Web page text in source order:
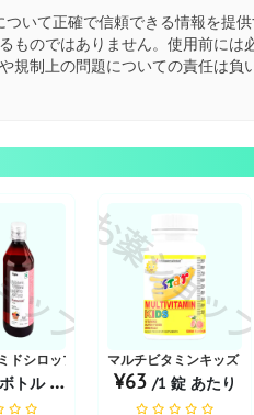
いて正確で信頼できる情報を提
ものではありません。使用前に
規制上の問題についての責任は負
プ
ドシロップ | ミックスフルーツ
ル あたり
お薬ショップ
マルチビタミンキッズ |
¥63 /1 錠 あたり